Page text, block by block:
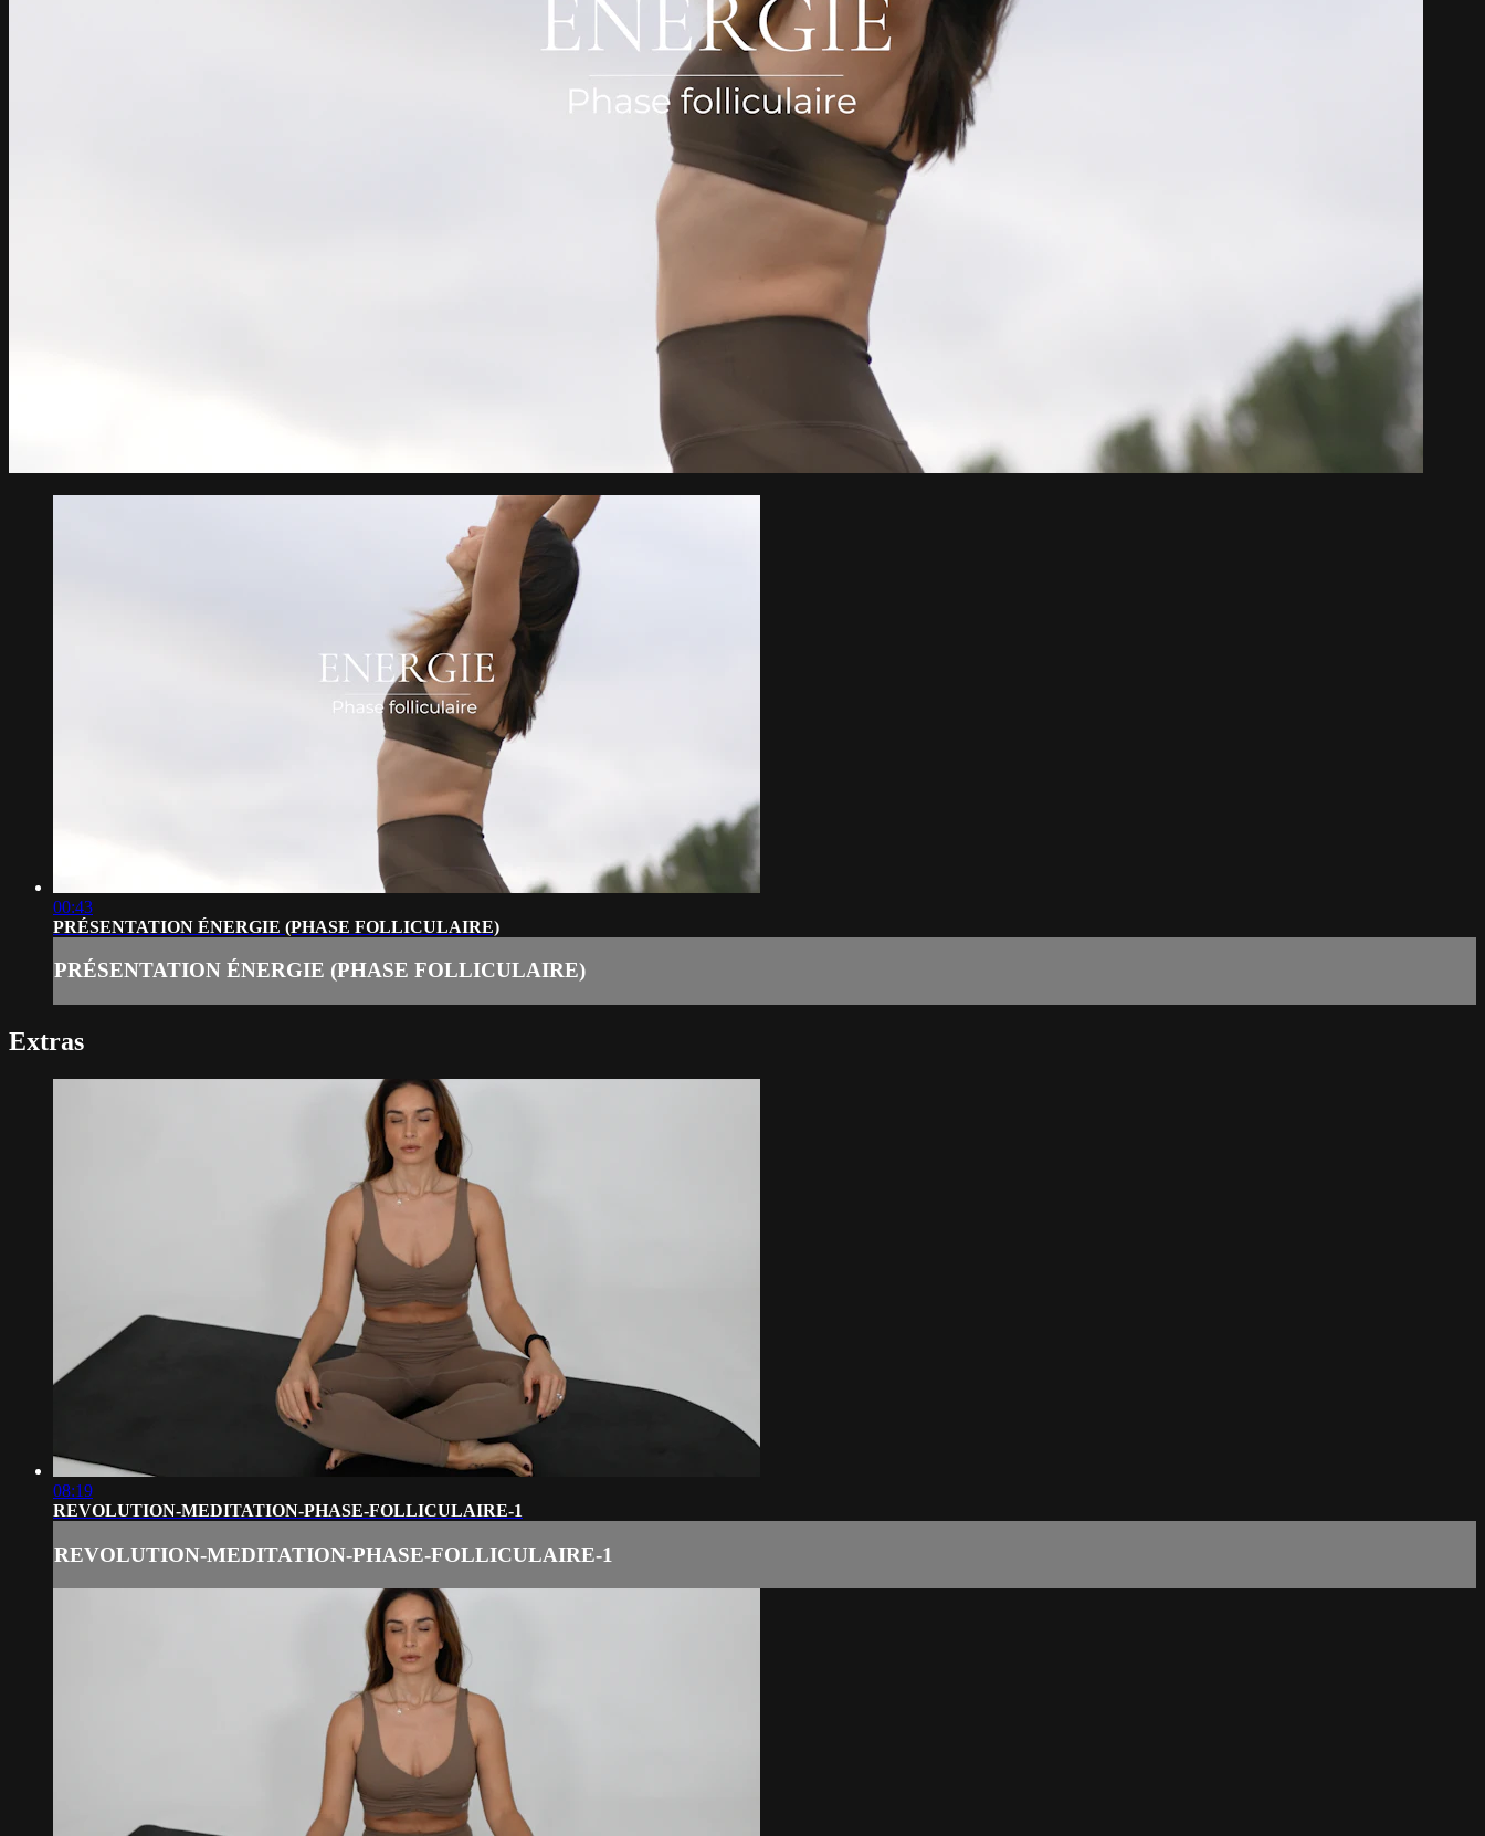
00:43
PRÉSENTATION ÉNERGIE (PHASE FOLLICULAIRE)
PRÉSENTATION ÉNERGIE (PHASE FOLLICULAIRE)
Extras
08:19
REVOLUTION-MEDITATION-PHASE-FOLLICULAIRE-1
REVOLUTION-MEDITATION-PHASE-FOLLICULAIRE-1